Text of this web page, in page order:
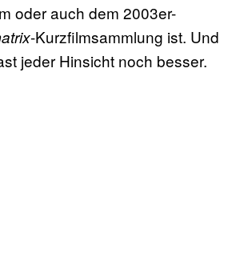
oder auch dem 2003er-
-Kurzfilmsammlung ist. Und
jeder Hinsicht noch besser.